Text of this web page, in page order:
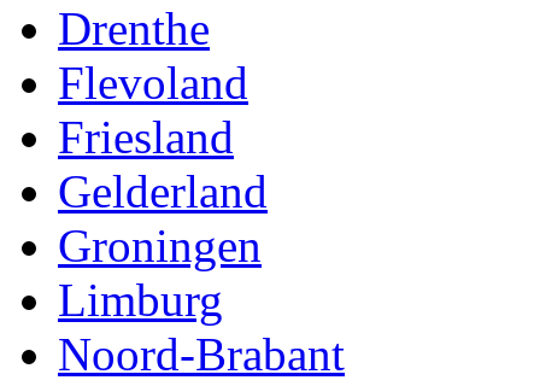
Drenthe
Flevoland
Friesland
Gelderland
Groningen
Limburg
Noord-Brabant